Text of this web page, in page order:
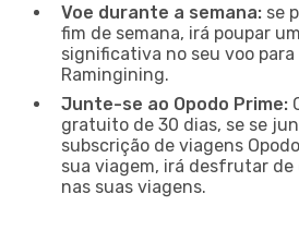
Voe durante a semana: se
fim de semana, irá poupar
significativa no seu voo
Ramingining.
Junte-se ao Opodo Prime:
gratuito de 30 dias, se se
subscrição de viagens
sua viagem, irá desfrutar
nas suas viagens.